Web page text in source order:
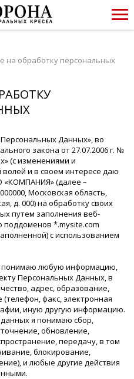
на обработку персональных
Данных», во
закона от 27.07.2006 г. №
(с изменениями и
и в своем интересе даю
«КОМПАНИЯ» (далее –
Московская область,
д. 000) на обработку своих
путем заполнения веб-
поддоменов *.mysite.com
с использованием
понимаю любую информацию,
Персональных Данных, в
адрес, образование,
факс, электронная
иную другую информацию.
я понимаю сбор,
обновление,
передачу, в том
блокирование,
и любые другие действия